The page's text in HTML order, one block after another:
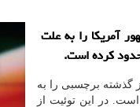
آمریكا را به علت
كرده است.
گذشته برچسبی را به
در این توئیت از